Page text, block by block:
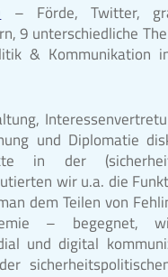
– Förde, Twitter,
9 unterschiedliche
& Kommunikation
und Diplomatie
in der
wir u.a. die
dem Teilen von
– begegnet,
und digital